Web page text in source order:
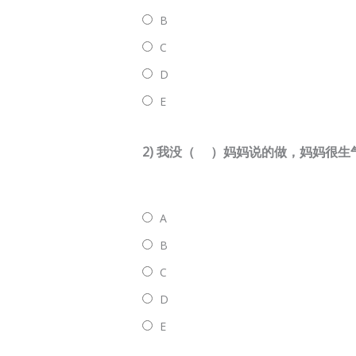
B
C
D
E
2) 我没（ ）妈妈说的做，妈妈很生
A
B
C
D
E